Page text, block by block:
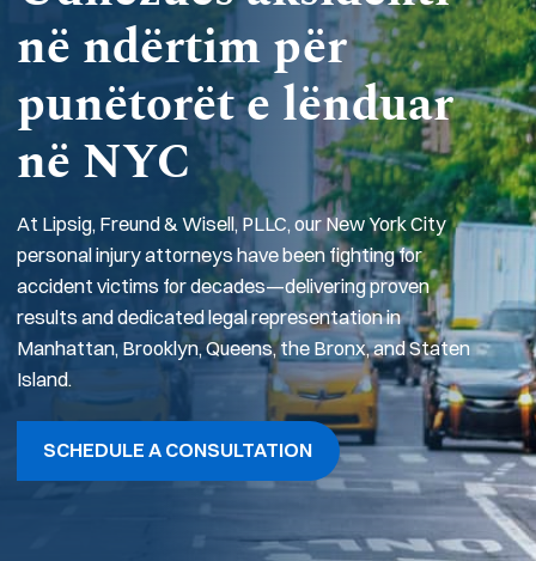
në ndërtim për
punëtorët e lënduar
në NYC
At Lipsig, Freund & Wisell, PLLC, our New York City
personal injury attorneys have been fighting for
accident victims for decades—delivering proven
results and dedicated legal representation in
Manhattan, Brooklyn, Queens, the Bronx, and Staten
Island.
SCHEDULE A CONSULTATION